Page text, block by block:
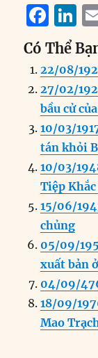
F
a
c
e
b
o
o
k
Li
n
k
e
d
I
n
Có Thể
22/08/
27/02/
bầu cử
10/03/
tán khỏi
10/03/
Tiệp
15/06/
chủng
05/09/
xuất bản
04/09/
18/09/
Mao